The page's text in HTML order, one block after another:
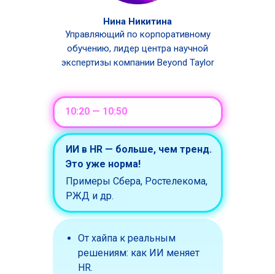
10:20 — 10:50
От хайпа к реальным
решениям: как ИИ меняет
HR.
Нина Никитина
Управляющий по корпоративному
обучению, лидер центра научной
экспертизы компании Beyond Taylor
ИИ в HR — больше, чем тренд.
Это уже норма!
Примеры Сбера, Ростелекома,
РЖД и др.